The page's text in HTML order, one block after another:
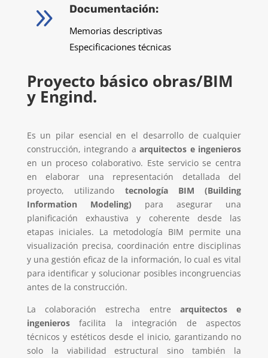
9 Documentación:
Memorias descriptivas
Especificaciones técnicas
Proyecto básico obras/BIM
y Engind.
Es un pilar esencial en el desarrollo de cualquier
construcción, integrando aarquitectos e ingenieros
en un proceso colaborativo. Este servicio se centra
en elaborar una representación detallada del
proyecto, utilizando tecnología BIM (Building
Information Modeling) para asegurar una
planificación exhaustiva y coherente desde las
etapas iniciales. La metodología BIM permite una
visualización precisa, coordinación entre disciplinas
y una gestión eficaz de la información, lo cual es vital
para identificar y solucionar posibles incongruencias
antes de la construcción.
La colaboración estrecha entre arquitectos e
ingenierosfacilita la integración de aspectos
técnicos y estéticos desde el inicio, garantizando no
solo la viabilidad estructural sino también la